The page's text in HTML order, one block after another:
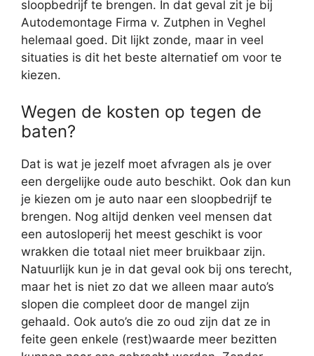
sloopbedrijf te brengen. In dat geval zit je bij
Autodemontage Firma v. Zutphen in Veghel
helemaal goed. Dit lijkt zonde, maar in veel
situaties is dit het beste alternatief om voor te
kiezen.
Wegen de kosten op tegen de
baten?
Dat is wat je jezelf moet afvragen als je over
een dergelijke oude auto beschikt. Ook dan kun
je kiezen om je auto naar een sloopbedrijf te
brengen. Nog altijd denken veel mensen dat
een autosloperij het meest geschikt is voor
wrakken die totaal niet meer bruikbaar zijn.
Natuurlijk kun je in dat geval ook bij ons terecht,
maar het is niet zo dat we alleen maar auto’s
slopen die compleet door de mangel zijn
gehaald. Ook auto’s die zo oud zijn dat ze in
feite geen enkele (rest)waarde meer bezitten